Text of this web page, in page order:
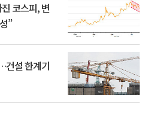
코스피, 변
”
건설 한계기